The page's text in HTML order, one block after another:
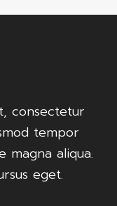
consectetur
tempor
magna aliqua.
eget.